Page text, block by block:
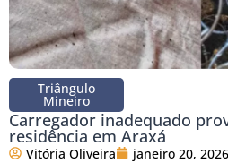
Triângulo
Mineiro
Carregador inadequado
residência em Araxá
Vitória Oliveira janeiro 20, 2026